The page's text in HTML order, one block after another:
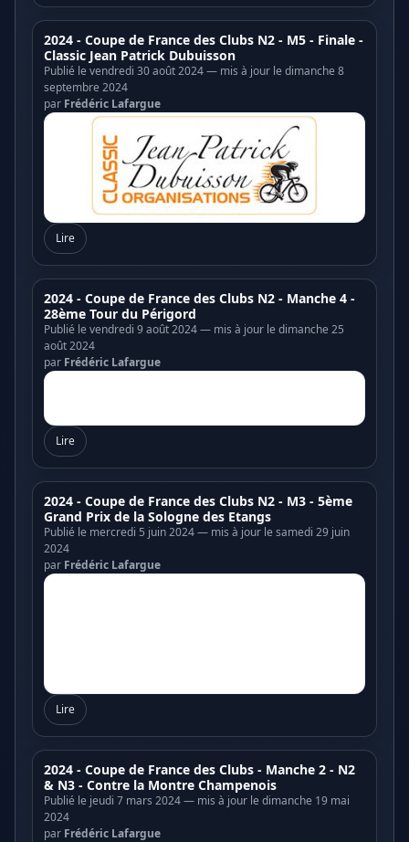
2024 - Coupe de France des Clubs N2 - M5 - Finale -
Classic Jean Patrick Dubuisson
Publié le vendredi 30 août 2024 — mis à jour le dimanche 8
septembre 2024
par Frédéric Lafargue
Lire
2024 - Coupe de France des Clubs N2 - Manche 4 -
28ème Tour du Périgord
Publié le vendredi 9 août 2024 — mis à jour le dimanche 25
août 2024
par Frédéric Lafargue
Lire
2024 - Coupe de France des Clubs N2 - M3 - 5ème
Grand Prix de la Sologne des Etangs
Publié le mercredi 5 juin 2024 — mis à jour le samedi 29 juin
2024
par Frédéric Lafargue
Lire
2024 - Coupe de France des Clubs - Manche 2 - N2
& N3 - Contre la Montre Champenois
Publié le jeudi 7 mars 2024 — mis à jour le dimanche 19 mai
2024
par Frédéric Lafargue